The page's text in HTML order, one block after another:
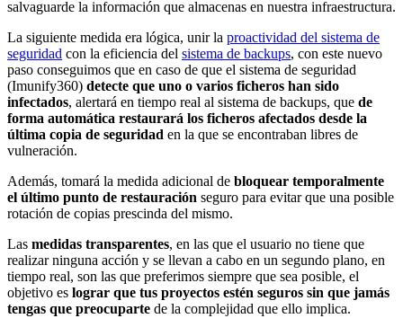
salvaguarde la información que almacenas en nuestra infraestructura.
La siguiente medida era lógica, unir la proactividad del sistema de
seguridad con la eficiencia del sistema de backups, con este nuevo
paso conseguimos que en caso de que el sistema de seguridad
(Imunify360) detecte que uno o varios ficheros han sido
infectados, alertará en tiempo real al sistema de backups, que de
forma automática restaurará los ficheros afectados desde la
última copia de seguridad en la que se encontraban libres de
vulneración.
Además, tomará la medida adicional de bloquear temporalmente
el último punto de restauración seguro para evitar que una posible
rotación de copias prescinda del mismo.
Las medidas transparentes, en las que el usuario no tiene que
realizar ninguna acción y se llevan a cabo en un segundo plano, en
tiempo real, son las que preferimos siempre que sea posible, el
objetivo es lograr que tus proyectos estén seguros sin que jamás
tengas que preocuparte de la complejidad que ello implica.